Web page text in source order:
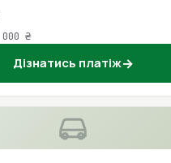
₴
Дізнатись платіж→